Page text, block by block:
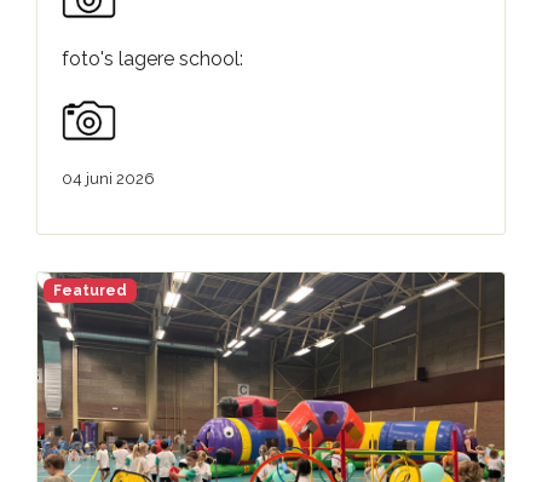
foto's lagere school:
04 juni 2026
Featured